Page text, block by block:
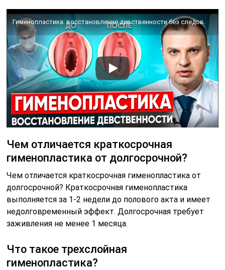
Гименопластика: восстановление девственности без следов.
Чем отличается краткосрочная
гименопластика от долгосрочной?
Чем отличается краткосрочная гименопластика от
долгосрочной? Краткосрочная гименопластика
выполняется за 1-2 недели до полового акта и имеет
недолговременный эффект. Долгосрочная требует
заживления не менее 1 месяца.
Что такое трехслойная
гименопластика?